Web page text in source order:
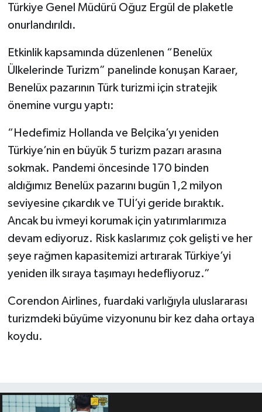
Türkiye Genel Müdürü Oğuz Ergül de plaketle
onurlandırıldı.
Etkinlik kapsamında düzenlenen “Benelüx
Ülkelerinde Turizm” panelinde konuşan Karaer,
Benelüx pazarının Türk turizmi için stratejik
önemine vurgu yaptı:
“Hedefimiz Hollanda ve Belçika’yı yeniden
Türkiye’nin en büyük 5 turizm pazarı arasına
sokmak. Pandemi öncesinde 170 binden
aldığımız Benelüx pazarını bugün 1,2 milyon
seviyesine çıkardık ve TUİ’yi geride bıraktık.
Ancak bu ivmeyi korumak için yatırımlarımıza
devam ediyoruz. Risk kaslarımız çok gelişti ve her
şeye rağmen kapasitemizi artırarak Türkiye’yi
yeniden ilk sıraya taşımayı hedefliyoruz.”
Corendon Airlines, fuardaki varlığıyla uluslararası
turizmdeki büyüme vizyonunu bir kez daha ortaya
koydu.